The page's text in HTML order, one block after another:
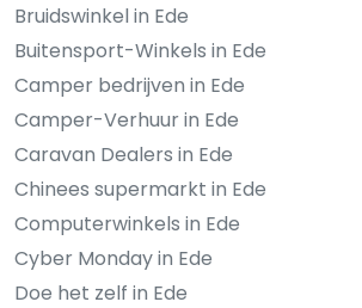
Bruidswinkel in Ede
Buitensport-Winkels in Ede
Camper bedrijven in Ede
Camper-Verhuur in Ede
Caravan Dealers in Ede
Chinees supermarkt in Ede
Computerwinkels in Ede
Cyber Monday in Ede
Doe het zelf in Ede